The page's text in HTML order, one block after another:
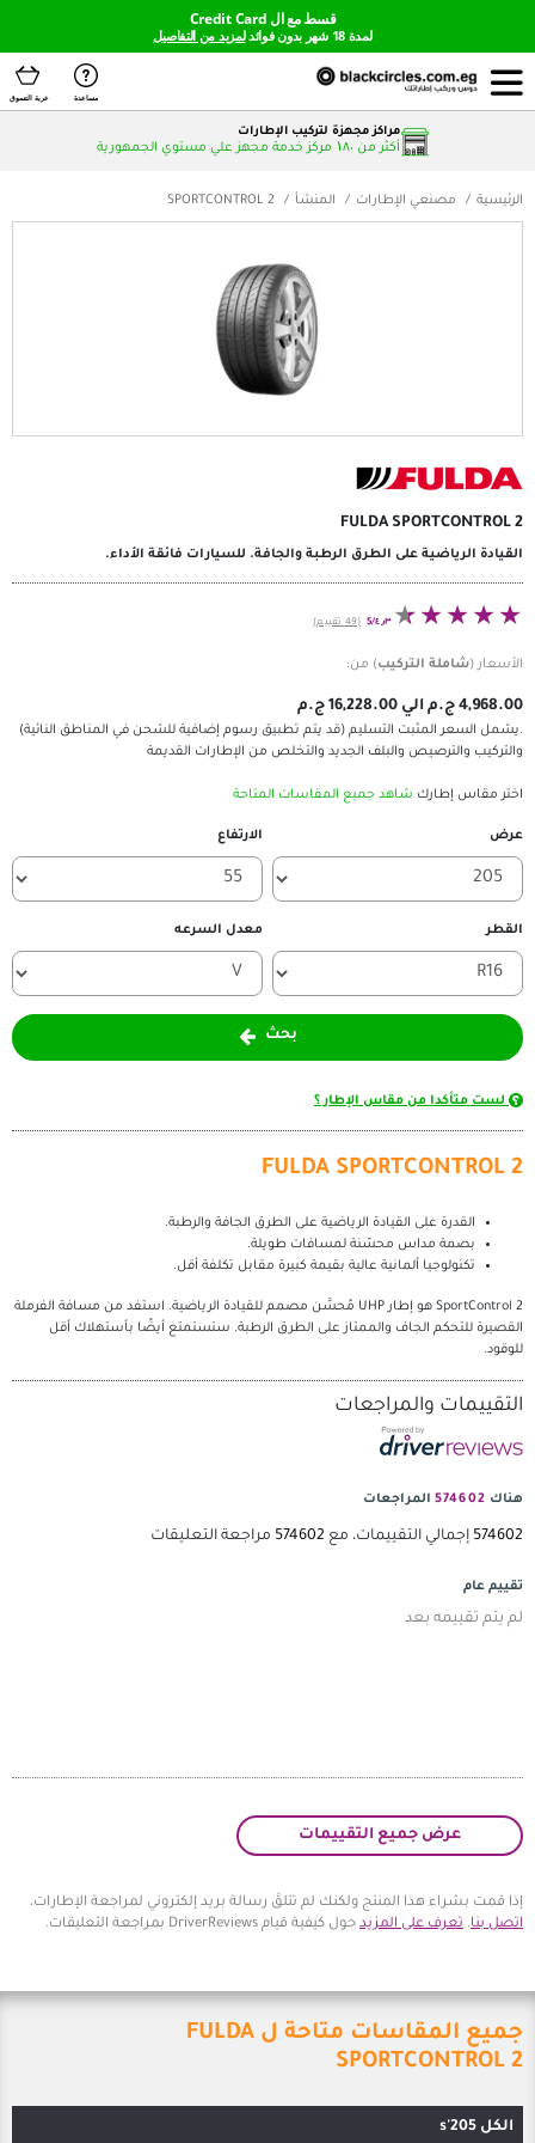
لمزيد من التفاصيل
مراكز مجهزة لتركيب الإطارات
المنشأ SPORTCONTROL 2
FULDA
الطرق الرطبة والجافة. للسيارات فائقة الأداء.
٤٫٣/5 (49 تقييم)
) من:
التسليم (قد يتم تطبيق رسوم إضافية للشحن في المناطق النائية)
الجديد والتخلص من الإطارات القديمة
جميع المقاسات المتاحة
الإطار ؟
FULDA
الرياضية على الطرق الجافة والرطبة.
محسّنة لمسافات طويلة.
عالية بقيمة كبيرة مقابل تكلفة أقل.
SportControl 2 هو إطار UHP مُحسَّن مصمم للقيادة الرياضية. استفد من مسافة الفرملة
والممتاز على الطرق الرطبة. ستستمتع أيضًا بأستهلاك أقل
مع574602مراجعة التعليقات
التقييمات
ولكنك لم تتلقَ رسالة بريد إلكتروني لمراجعة الإطارات،
المزيدحول كيفية قيام DriverReviews بمراجعة التعليقات.
جميع المقاسات متاحة ل FULDA